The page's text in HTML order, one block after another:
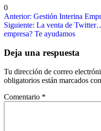
0
Navegación
de
Anterior: Entrada
anterior:
Gestión Interina
Siguiente: Entrada
siguiente:
La venta de
empresa? Te ayudamos
Deja una respuesta
Tu dirección de correo
obligatorios están marcados con
Comentario *